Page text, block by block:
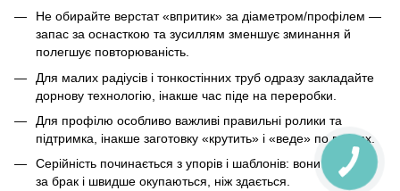
Не обирайте верстат «впритик» за діаметром/профілем —
запас за оснасткою та зусиллям зменшує зминання й
полегшує повторюваність.
Для малих радіусів і тонкостінних труб одразу закладайте
дорнову технологію, інакше час піде на переробки.
Для профілю особливо важливі правильні ролики та
підтримка, інакше заготовку «крутить» і «веде» по гранях.
Серійність починається з упорів і шаблонів: вони дешевші
за брак і швидше окупаються, ніж здається.